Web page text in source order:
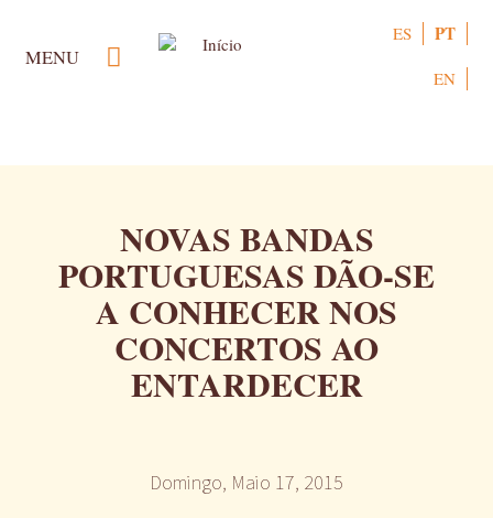
MENU
PT
ES
EN
NOVAS BANDAS
PORTUGUESAS DÃO-SE
A CONHECER NOS
CONCERTOS AO
ENTARDECER
Domingo, Maio 17, 2015